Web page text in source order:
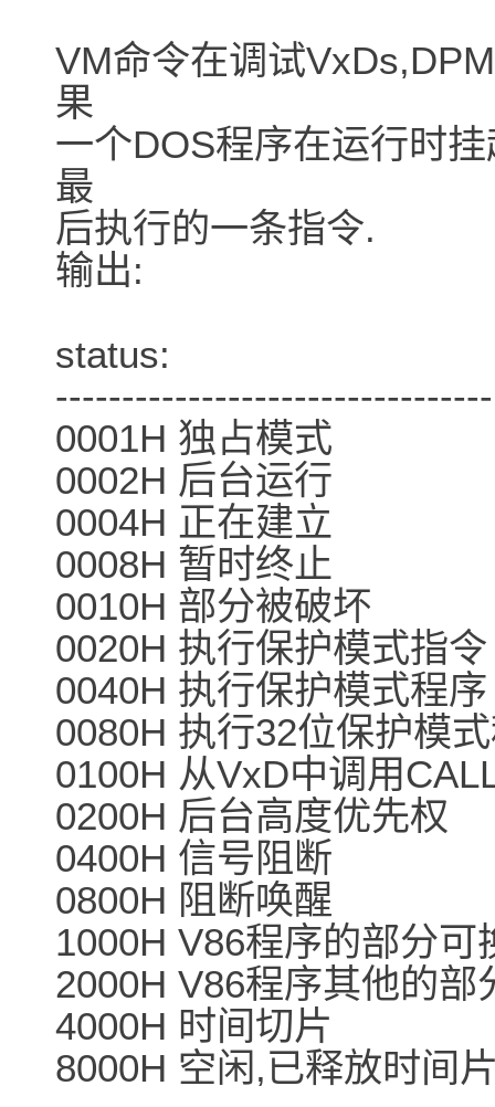
VM命令在调试
果
一个DOS程序在运行时
最
后执行的一条指令.
输出:
status:
---------------------------------
0001H 独占模式
0002H 后台运行
0004H 正在建立
0008H 暂时终止
0010H 部分被破坏
0020H 执行保护模式指令
0040H 执行保护模式程序
0080H 执行32位保护模
0100H 从VxD中调用
0200H 后台高度优先权
0400H 信号阻断
0800H 阻断唤醒
1000H V86程序的部分可
2000H V86程序其他的部
4000H 时间切片
8000H 空闲,已释放时间